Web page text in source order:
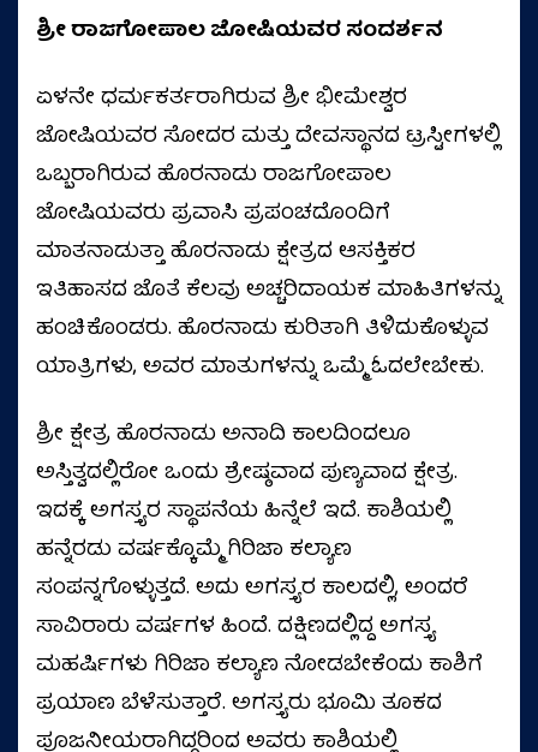
ಶ್ರೀ ರಾಜಗೋಪಾಲ ಜೋಷಿಯವರ ಸಂದರ್ಶನ
ಏಳನೇ ಧರ್ಮಕರ್ತರಾಗಿರುವ ಶ್ರೀ ಭೀಮೇಶ್ವರ
ಜೋಷಿಯವರ ಸೋದರ ಮತ್ತು ದೇವಸ್ಥಾನದ ಟ್ರಸ್ಟೀಗಳಲ್ಲಿ
ಒಬ್ಬರಾಗಿರುವ ಹೊರನಾಡು ರಾಜಗೋಪಾಲ
ಜೋಷಿಯವರು ಪ್ರವಾಸಿ ಪ್ರಪಂಚದೊಂದಿಗೆ
ಮಾತನಾಡುತ್ತಾ ಹೊರನಾಡು ಕ್ಷೇತ್ರದ ಆಸಕ್ತಿಕರ
ಇತಿಹಾಸದ ಜೊತೆ ಕೆಲವು ಅಚ್ಚರಿದಾಯಕ ಮಾಹಿತಿಗಳನ್ನು
ಹಂಚಿಕೊಂಡರು. ಹೊರನಾಡು ಕುರಿತಾಗಿ ತಿಳಿದುಕೊಳ್ಳುವ
ಯಾತ್ರಿಗಳು, ಅವರ ಮಾತುಗಳನ್ನು ಒಮ್ಮೆ ಓದಲೇಬೇಕು.
ಶ್ರೀ ಕ್ಷೇತ್ರ ಹೊರನಾಡು ಅನಾದಿ ಕಾಲದಿಂದಲೂ
ಅಸ್ತಿತ್ವದಲ್ಲಿರೋ ಒಂದು ಶ್ರೇಷ್ಠವಾದ ಪುಣ್ಯವಾದ ಕ್ಷೇತ್ರ.
ಇದಕ್ಕೆ ಅಗಸ್ತ್ಯರ ಸ್ಥಾಪನೆಯ ಹಿನ್ನೆಲೆ ಇದೆ. ಕಾಶಿಯಲ್ಲಿ
ಹನ್ನೆರಡು ವರ್ಷಕ್ಕೊಮ್ಮೆ ಗಿರಿಜಾ ಕಲ್ಯಾಣ
ಸಂಪನ್ನಗೊಳ್ಳುತ್ತದೆ. ಅದು ಅಗಸ್ತ್ಯರ ಕಾಲದಲ್ಲಿ, ಅಂದರೆ
ಸಾವಿರಾರು ವರ್ಷಗಳ ಹಿಂದೆ. ದಕ್ಷಿಣದಲ್ಲಿದ್ದ ಅಗಸ್ತ್ಯ
ಮಹರ್ಷಿಗಳು ಗಿರಿಜಾ ಕಲ್ಯಾಣ ನೋಡಬೇಕೆಂದು ಕಾಶಿಗೆ
ಪ್ರಯಾಣ ಬೆಳೆಸುತ್ತಾರೆ. ಅಗಸ್ತ್ಯರು ಭೂಮಿ ತೂಕದ
ಪೂಜನೀಯರಾಗಿದ್ದರಿಂದ ಅವರು ಕಾಶಿಯಲ್ಲಿ